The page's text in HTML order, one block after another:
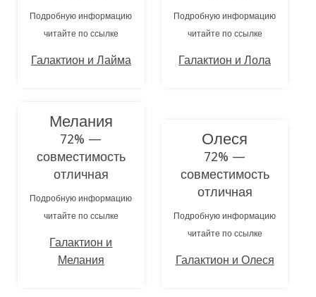
Подробную информацию
читайте по ссылке
Галактион и Лайма
Подробную информацию
читайте по ссылке
Галактион и Лола
Мелания
72% —
совместимость
отличная
Подробную информацию
читайте по ссылке
Галактион и
Мелания
Олеся
72% —
совместимость
отличная
Подробную информацию
читайте по ссылке
Галактион и Олеся